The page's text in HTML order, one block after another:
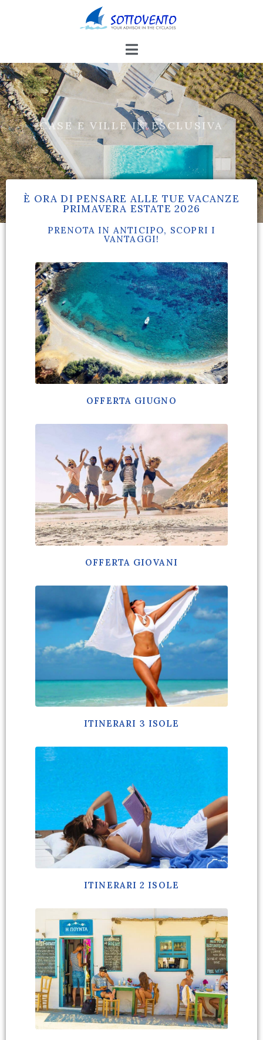
HOTELS, APPARTAMENTI E STUDIOS,
PICCOLI E GRANDI
È ORA DI PENSARE ALLE TUE VACANZE
PRIMAVERA ESTATE 2026
PRENOTA IN ANTICIPO, SCOPRI I
VANTAGGI!
OFFERTA GIUGNO
OFFERTA GIOVANI
ITINERARI 3 ISOLE
ITINERARI 2 ISOLE